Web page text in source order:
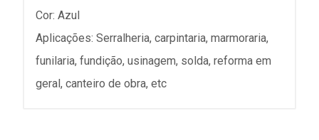
Cor: Azul
Aplicações: Serralheria, carpintaria, marmoraria,
funilaria, fundição, usinagem, solda, reforma em
geral, canteiro de obra, etc